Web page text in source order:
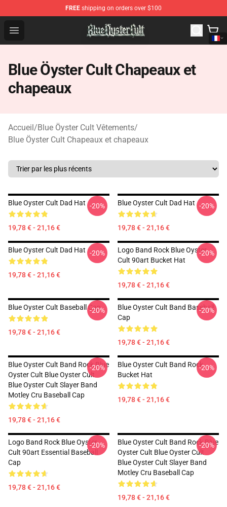
FREE shipping on orders over $100
Open menu
Blue Öyster Cult Store - Official Blue Öyster Cult
Blue Öyster Cult Chapeaux et
chapeaux
Accueil/Blue Öyster Cult Vêtements/
Blue Öyster Cult Chapeaux et chapeaux
Blue Oyster Cult Dad Hat
19,78 € - 21,16 €
-20% Blue Oyster Cult Dad Hat
19,78 € - 21,16 €
-20%
Blue Oyster Cult Dad Hat
19,78 € - 21,16 €
-20%
Logo Band Rock Blue Oyster
Cult 90art Bucket Hat
19,78 € - 21,16 €
-20%
Blue Oyster Cult Baseball Cap
19,78 € - 21,16 €
-20%
Blue Oyster Cult Band Baseball
Cap
19,78 € - 21,16 €
-20%
Blue Oyster Cult Band Rock Blue
Oyster Cult Blue Oyster Cult
Blue Oyster Cult Slayer Band
Motley Cru Baseball Cap
19,78 € - 21,16 €
-20%
Blue Oyster Cult Band Rock
Bucket Hat
19,78 € - 21,16 €
-20%
Logo Band Rock Blue Oyster
Cult 90art Essential Baseball
Cap
19,78 € - 21,16 €
-20%
Blue Oyster Cult Band Rock Blue
Oyster Cult Blue Oyster Cult
Blue Oyster Cult Slayer Band
Motley Cru Baseball Cap
19,78 € - 21,16 €
-20%